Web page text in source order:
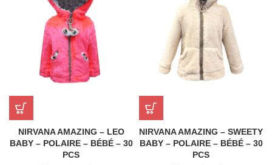
NIRVANA AMAZING – LEO
BABY – POLAIRE – BÉBÉ – 30
PCS
NIRVANA AMAZING – SWEETY
BABY – POLAIRE – BÉBÉ – 30
PCS